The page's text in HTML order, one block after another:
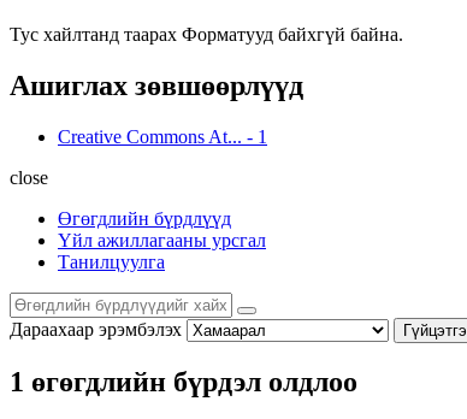
Тус хайлтанд таарах Форматууд байхгүй байна.
Ашиглах зөвшөөрлүүд
Creative Commons At... - 1
close
Өгөгдлийн бүрдлүүд
Үйл ажиллагааны урсгал
Танилцуулга
Дараахаар эрэмбэлэх Гүйцэтгэ.
1 өгөгдлийн бүрдэл олдлоо